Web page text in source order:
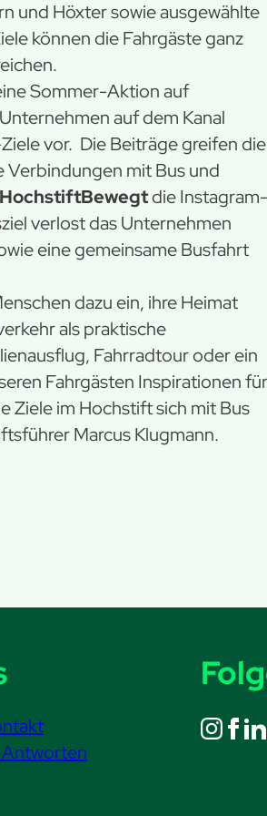
und Höxter sowie ausgewählte
können die Fahrgäste ganz
Sommer-Aktion auf
auf dem Kanal
vor. Die Beiträge greifen die
Verbindungen mit Bus und
HochstiftBewegtdie Instagram-
verlost das Unternehmen
eine gemeinsame Busfahrt
dazu ein, ihre Heimat
als praktische
Fahrradtour oder ein
Fahrgästen Inspirationen für
Ziele im Hochstift sich mit Bus
Marcus Klugmann.
Antworten